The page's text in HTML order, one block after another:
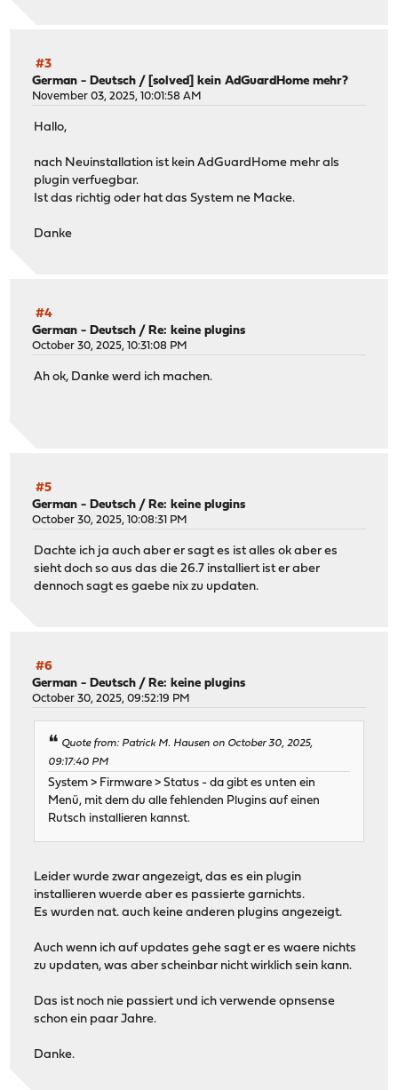
#3
German - Deutsch / [solved] kein AdGuardHome mehr?
November 03, 2025, 10:01:58 AM
Hallo,
nach Neuinstallation ist kein AdGuardHome mehr als
plugin verfuegbar.
Ist das richtig oder hat das System ne Macke.
Danke
#4
German - Deutsch /Re: keine plugins
October 30, 2025, 10:31:08 PM
Ah ok, Danke werd ich machen.
#5
German - Deutsch /Re: keine plugins
October 30, 2025, 10:08:31 PM
Dachte ich ja auch aber er sagt es ist alles ok aber es
sieht doch so aus das die 26.7 installiert ist er aber
dennoch sagt es gaebe nix zu updaten.
#6
German - Deutsch /Re: keine plugins
October 30, 2025, 09:52:19 PM
Quote from: Patrick M. Hausen on October 30, 2025,
09:17:40 PM
System > Firmware > Status - da gibt es unten ein
Menü, mit dem du alle fehlenden Plugins auf einen
Rutsch installieren kannst.
Leider wurde zwar angezeigt, das es ein plugin
installieren wuerde aber es passierte garnichts.
Es wurden nat. auch keine anderen plugins angezeigt.
Auch wenn ich auf updates gehe sagt er es waere nichts
zu updaten, was aber scheinbar nicht wirklich sein kann.
Das ist noch nie passiert und ich verwende opnsense
schon ein paar Jahre.
Danke.